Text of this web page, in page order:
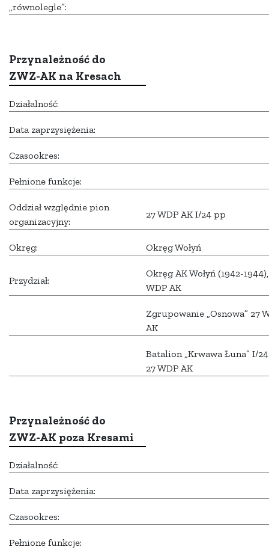
„równolegle”:
Przynależność do
ZWZ-AK na Kresach
Działalność:
Data zaprzysiężenia:
Czasookres:
Pełnione funkcje:
Oddział względnie pion
organizacyjny:
27 WDP AK I/24 pp
Okręg: Okręg Wołyń
Przydział:
Okręg AK Wołyń (1942-
WDP AK
Zgrupowanie „Osnowa” 27
AK
Batalion „Krwawa Łuna” I/
27 WDP AK
Przynależność do
ZWZ-AK poza Kresami
Działalność:
Data zaprzysiężenia:
Czasookres:
Pełnione funkcje: